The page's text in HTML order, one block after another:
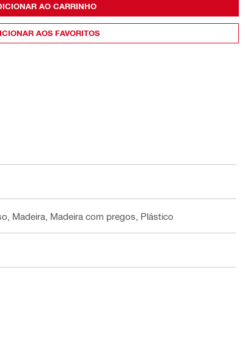
AO CARRINHO
AOS FAVORITOS
Madeira, Madeira com pregos, Plástico